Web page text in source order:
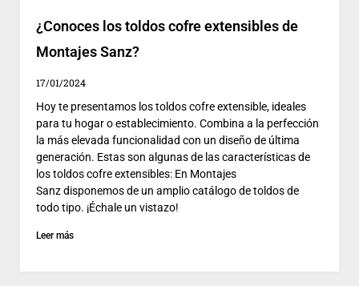
¿Conoces los toldos cofre extensibles de
Montajes Sanz?
17/01/2024
Hoy te presentamos los toldos cofre extensible, ideales
para tu hogar o establecimiento. Combina a la perfección
la más elevada funcionalidad con un diseño de última
generación. Estas son algunas de las características de
los toldos cofre extensibles: En Montajes
Sanz disponemos de un amplio catálogo de toldos de
todo tipo. ¡Échale un vistazo!
Leer más